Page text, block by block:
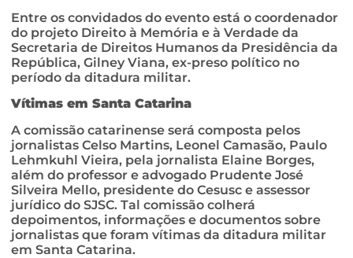
Entre os convidados do evento está o coordenador
do projeto Direito à Memória e à Verdade da
Secretaria de Direitos Humanos da Presidência da
República, Gilney Viana, ex-preso político no
período da ditadura militar.
Vítimas em Santa Catarina
A comissão catarinense será composta pelos
jornalistas Celso Martins, Leonel Camasão, Paulo
Lehmkuhl Vieira, pela jornalista Elaine Borges,
além do professor e advogado Prudente José
Silveira Mello, presidente do Cesusc e assessor
jurídico do SJSC. Tal comissão colherá
depoimentos, informações e documentos sobre
jornalistas que foram vítimas da ditadura militar
em Santa Catarina.